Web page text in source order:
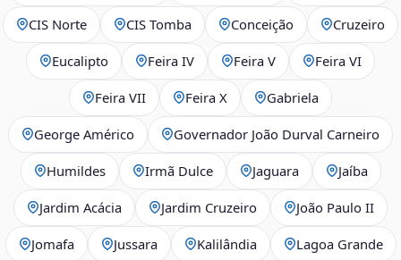
CIS Norte CIS Tomba Conceição Cruzeiro
Eucalipto Feira IV Feira V Feira VI
Feira VII Feira X Gabriela
George Américo Governador João Durval Carneiro
Humildes Irmã Dulce Jaguara Jaíba
Jardim Acácia Jardim Cruzeiro João Paulo II
Jomafa Jussara Kalilândia Lagoa Grande